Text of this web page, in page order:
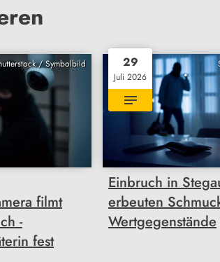
/ Symbolbild
filmt
-
fest
29
Juli 2026
Einbruch in
erbeuten
Wertgegenstände